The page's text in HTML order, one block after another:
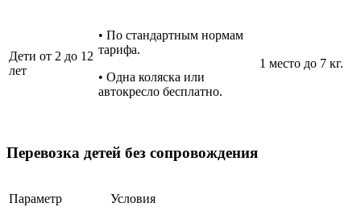
Дети от 2 до 12
лет
• По стандартным нормам
тарифа.
• Одна коляска или
автокресло бесплатно.
1 место до 7 кг.
Перевозка детей без сопровождения
Параметр Условия